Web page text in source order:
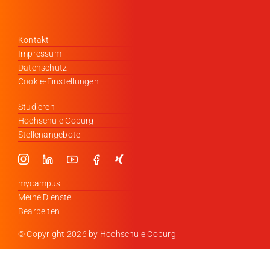
Kontakt
Impressum
Datenschutz
Cookie-Einstellungen
Studieren
Hochschule Coburg
Stellenangebote
mycampus
Meine Dienste
Bearbeiten
© Copyright 2026 by Hochschule Coburg